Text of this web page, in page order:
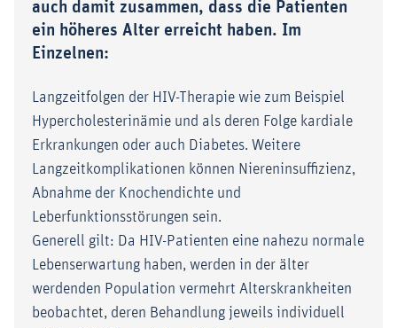
auch damit zusammen, dass die Patienten
ein höheres Alter erreicht haben. Im
Einzelnen:
Langzeitfolgen der HIV-Therapie wie zum Beispiel
Hypercholesterinämie und als deren Folge kardiale
Erkrankungen oder auch Diabetes. Weitere
Langzeitkomplikationen können Niereninsuffizienz,
Abnahme der Knochendichte und
Leberfunktionsstörungen sein.
Generell gilt: Da HIV-Patienten eine nahezu normale
Lebenserwartung haben, werden in der älter
werdenden Population vermehrt Alterskrankheiten
beobachtet, deren Behandlung jeweils individuell